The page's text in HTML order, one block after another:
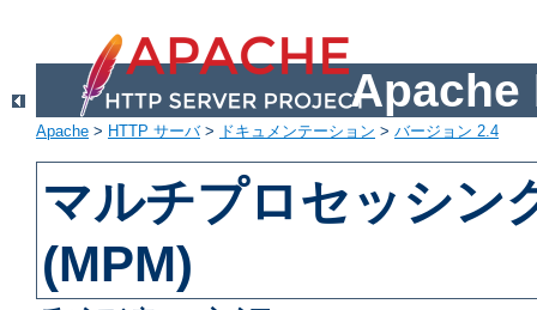
Apache
Apache > HTTP サーバ> ドキュメンテーション > バージョン 2.4
マルチプロセッシン
(MPM)